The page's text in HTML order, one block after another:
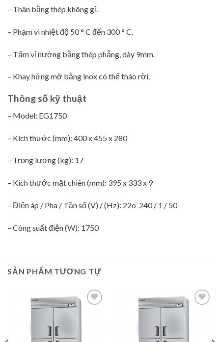
– Thân bằng thép không gỉ.
– Phạm vi nhiệt độ 50 ° C đến 300 ° C.
– Tấm vỉ nướng bằng thép phẳng, dày 9mm.
– Khay hứng mỡ bằng inox có thể tháo rời.
Thông số kỹ thuật
– Model: EG1750
– Kích thước (mm): 400 x 455 x 280
– Trọng lượng (kg): 17
– Kích thước mặt chiên (mm): 395 x 333 x 9
– Điện áp / Pha / Tần số (V) / (Hz): 22o-240 / 1 / 50
– Công suất điện (W): 1750
SẢN PHẨM TƯƠNG TỰ